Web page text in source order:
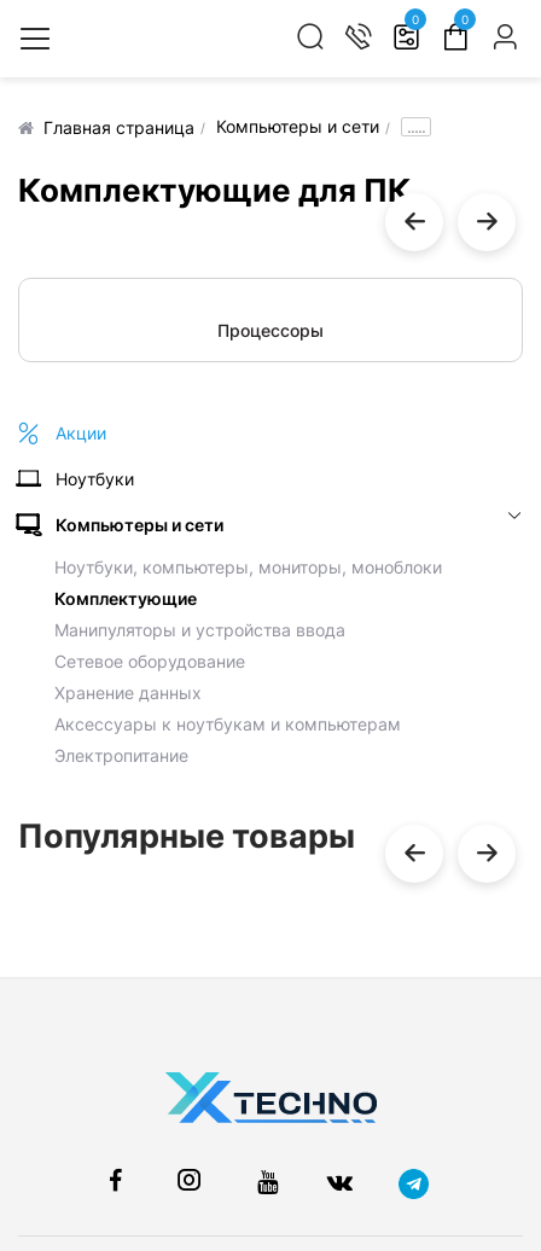
0 0
Главная страница Компьютеры и сети .....
Комплектующие для ПК
Процессоры
Акции
Ноутбуки
Компьютеры и сети
Ноутбуки, компьютеры, мониторы, моноблоки
Комплектующие
Манипуляторы и устройства ввода
Сетевое оборудование
Хранение данных
Аксессуары к ноутбукам и компьютерам
Электропитание
Популярные товары